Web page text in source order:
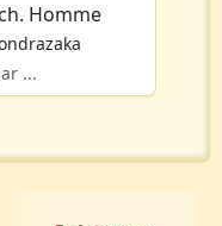
Homme
...